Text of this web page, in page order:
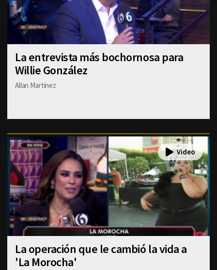
La entrevista más bochornosa para
Willie González
Allan Martinez
La operación que le cambió la vida a
'La Morocha'